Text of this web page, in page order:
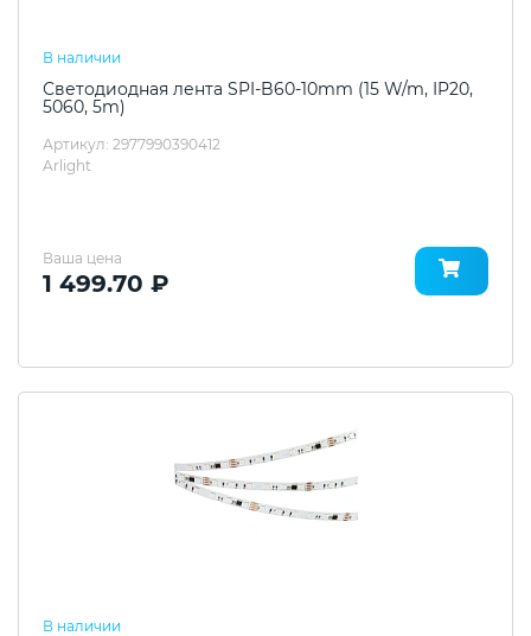
В наличии
Светодиодная лента SPI-B60-10mm (15 W/m, IP20,
5060, 5m)
Артикул: 2977990390412
Arlight
Ваша цена
1 499.70 ₽
В наличии